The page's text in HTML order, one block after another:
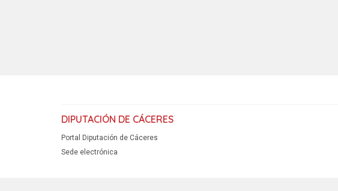
DIPUTACIÓN DE CÁCERES
Portal Diputación de Cáceres
Sede electrónica